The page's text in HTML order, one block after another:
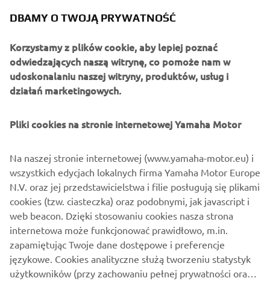
powinny posiadać wspólną cechę: optymalną
zbudować motocykl, który może połączyć dziedzictwo i
klasykę z awangardową technologią, która przekłada się
na wspaniałe wrażenia z jazdy”.
DBAMY O TWOJĄ PRYWATNOŚĆ
Korzystamy z plików cookie, aby lepiej poznać
odwiedzających naszą witrynę, co pomoże nam w
udoskonalaniu naszej witryny, produktów, usług i
działań marketingowych.
Pliki cookies na stronie internetowej Yamaha Motor
Na naszej stronie internetowej (www.yamaha-motor.eu) i
wszystkich edycjach lokalnych firma Yamaha Motor Europe
N.V. oraz jej przedstawicielstwa i filie posługują się plikami
cookies (tzw. ciasteczka) oraz podobnymi, jak javascript i
web beacon. Dzięki stosowaniu cookies nasza strona
internetowa może funkcjonować prawidłowo, m.in.
zapamiętując Twoje dane dostępowe i preferencje
językowe. Cookies analityczne służą tworzeniu statystyk
użytkowników (przy zachowaniu pełnej prywatności oraz